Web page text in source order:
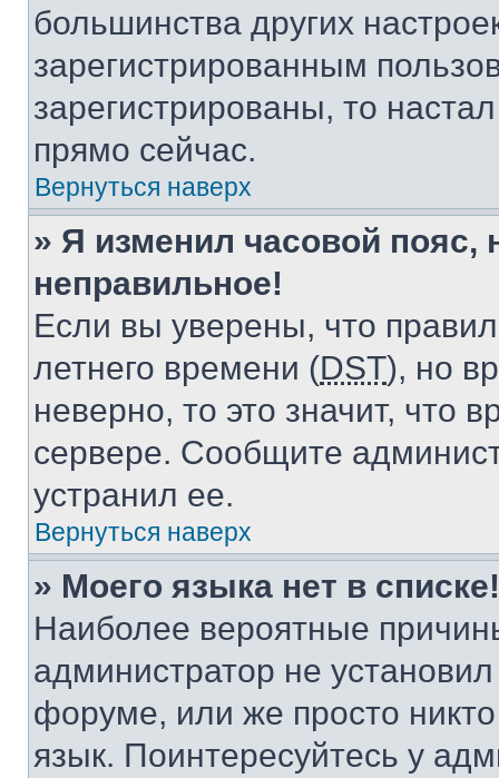
большинства других
зарегистрированным
зарегистрированы, то
прямо сейчас.
Вернуться наверх
» Я изменил часовой пояс,
неправильное!
Если вы уверены, что
летнего времени (DST), но
неверно, то это значит, что
сервере. Сообщите
устранил ее.
Вернуться наверх
» Моего языка нет в списке!
Наиболее вероятные
администратор не
форуме, или же просто
язык. Поинтересуйтесь у